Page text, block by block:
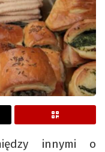
innymi o